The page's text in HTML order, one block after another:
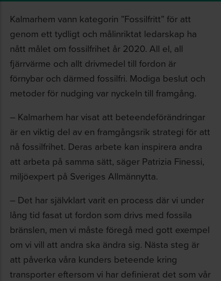
Kalmarhem vann kategorin ”Fossilfritt” för att
genom ett tydligt och målinriktat ledarskap ha
nått målet om fossilfrihet år 2020. All el, all
fjärrvärme och allt drivmedel till fordon är
förnybar och därmed fossilfri. Modiga beslut och
metoder för nudging var nyckeln till framgång.
– Kalmarhem har visat att beteendeförändringar
är en viktig del av en framgångsrik strategi för att
nå fossilfrihet. Deras arbete kan inspirera andra
att arbeta på samma sätt, säger Patrizia Finessi,
miljöexpert på Sveriges Allmännytta.
– Det har självklart varit en process där vi under
lång tid fasat ut fordon som drivs med fossila
bränslen, men vi måste föregå med gott exempel
om vi vill att andra ska ändra sig. Nästa steg är
att påverka våra kunders beteende kring
transporter eftersom vi har definierat det som vår